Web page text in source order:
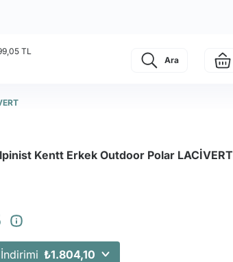
Ara
Kentt Erkek Outdoor Polar LACİVERT
₺1.804,10